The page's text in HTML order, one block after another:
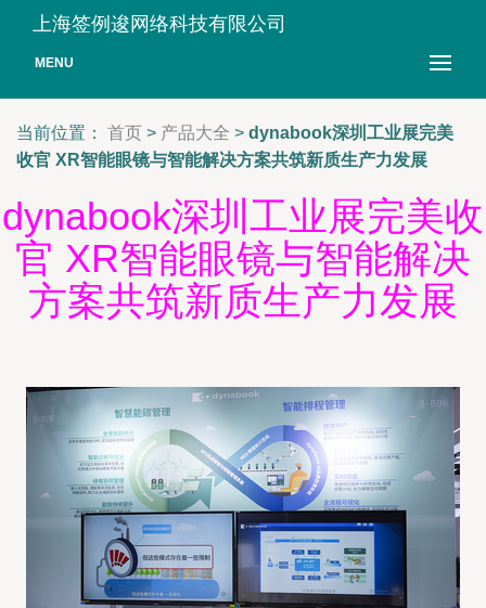
上海签例逡网络科技有限公司
MENU
当前位置： 首页 > 产品大全 > dynabook深圳工业展完美
收官 XR智能眼镜与智能解决方案共筑新质生产力发展
dynabook深圳工业展完美收
官 XR智能眼镜与智能解决
方案共筑新质生产力发展